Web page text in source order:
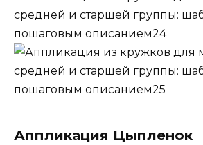
Аппликация Цыпленок